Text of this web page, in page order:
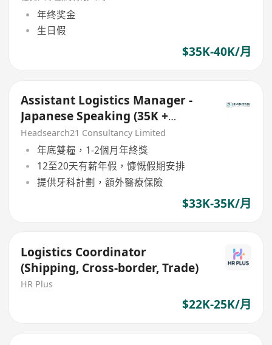
年终奖金
生日假
$35K-40K/月
Assistant Logistics Manager -
Japanese Speaking (35K +
Bonus 1 - 2 Months)
Headsearch21 Consultancy Limited
年底雙糧，1-2個月年終獎
12至20天有薪年假，慷慨假期安排
提供牙科計劃，額外醫療保險
$33K-35K/月
Logistics Coordinator
(Shipping, Cross-border, Trade)
HR Plus
$22K-25K/月